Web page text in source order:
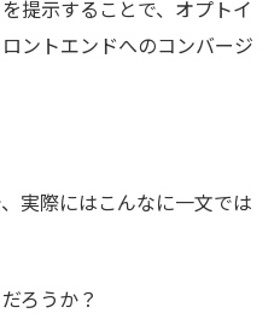
提示することで、オプトイ
ントエンドへのコンバージ
実際にはこんなに一文では
ろうか？